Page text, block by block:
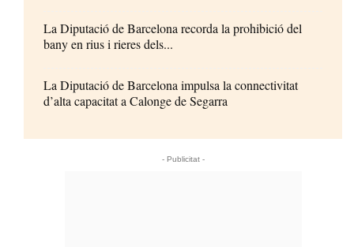
La Diputació de Barcelona recorda la prohibició del
bany en rius i rieres dels...
La Diputació de Barcelona impulsa la connectivitat
d’alta capacitat a Calonge de Segarra
- Publicitat -